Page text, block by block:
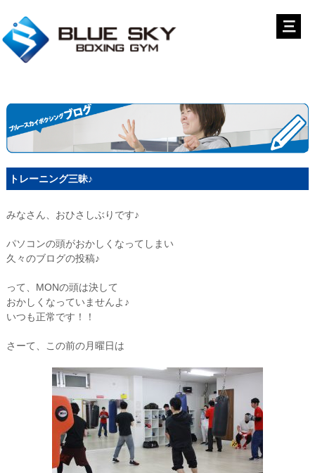
トレーニング三昧♪
みなさん、おひさしぶりです♪
パソコンの頭がおかしくなってしまい
久々のブログの投稿♪
って、MONの頭は決して
おかしくなっていませんよ♪
いつも正常です！！
さーて、この前の月曜日は